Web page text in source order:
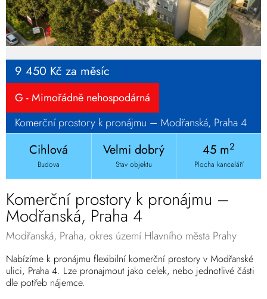
9 450 Kč za měsíc
G - Mimořádně nehospodárná
Komerční prostory k pronájmu – Modřanská, Praha 4
Cihlová
Budova
Velmi dobrý
Stav objektu
45 m2
Plocha kanceláří
Komerční prostory k pronájmu –
Modřanská, Praha 4
Modřanská, Praha, okres území Hlavního města Prahy
Nabízíme k pronájmu flexibilní komerční prostory v Modřanské
ulici, Praha 4. Lze pronajmout jako celek, nebo jednotlivé části
dle potřeb nájemce.